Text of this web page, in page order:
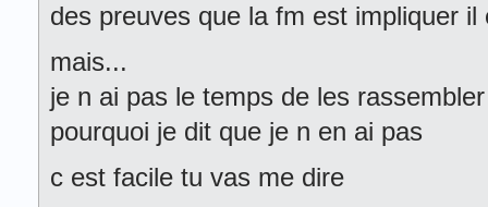
des preuves que la fm est impliquer
mais...
je n ai pas le temps de les
pourquoi je dit que je n en ai pas
c est facile tu vas me dire